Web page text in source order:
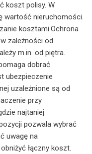
koszt polisy. W
wartość nieruchomości.
kosztami.Ochrona
zależności od
m.in. od piętra.
dobrać
ubezpieczenie
uzależnione są od
przy
najtaniej
pozwala wybrać
uwagę na
łączny koszt.